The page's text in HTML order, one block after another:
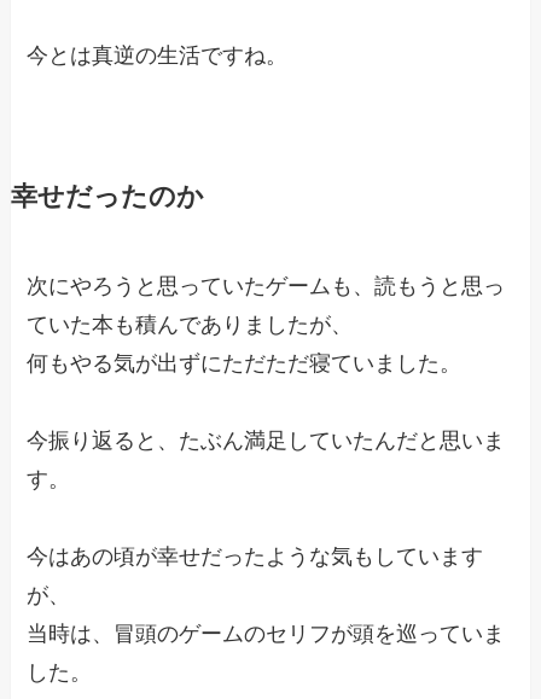
今とは真逆の生活ですね。
幸せだったのか
次にやろうと思っていたゲームも、読もうと思っ
ていた本も積んでありましたが、
何もやる気が出ずにただただ寝ていました。
今振り返ると、たぶん満足していたんだと思いま
す。
今はあの頃が幸せだったような気もしています
が、
当時は、冒頭のゲームのセリフが頭を巡っていま
した。